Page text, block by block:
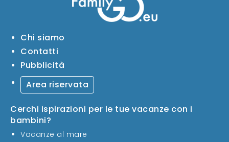
Chi siamo
Contatti
Pubblicità
Area riservata
Cerchi ispirazioni per le tue vacanze con i
bambini?
Vacanze al mare